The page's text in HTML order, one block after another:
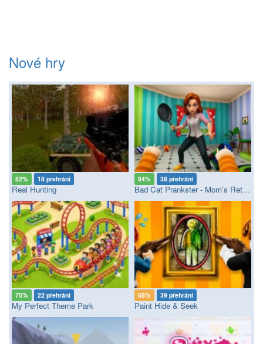
Nové hry
82% 18 přehrání
Real Hunting
94% 38 přehrání
Bad Cat Prankster - Mom’s Return
75% 22 přehrání
My Perfect Theme Park
68% 39 přehrání
Paint Hide & Seek